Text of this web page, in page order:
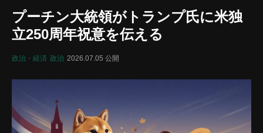
プーチン大統領がトランプ氏に米独
立250周年祝意を伝える
政治・経済 政治 2026.07.05 公開